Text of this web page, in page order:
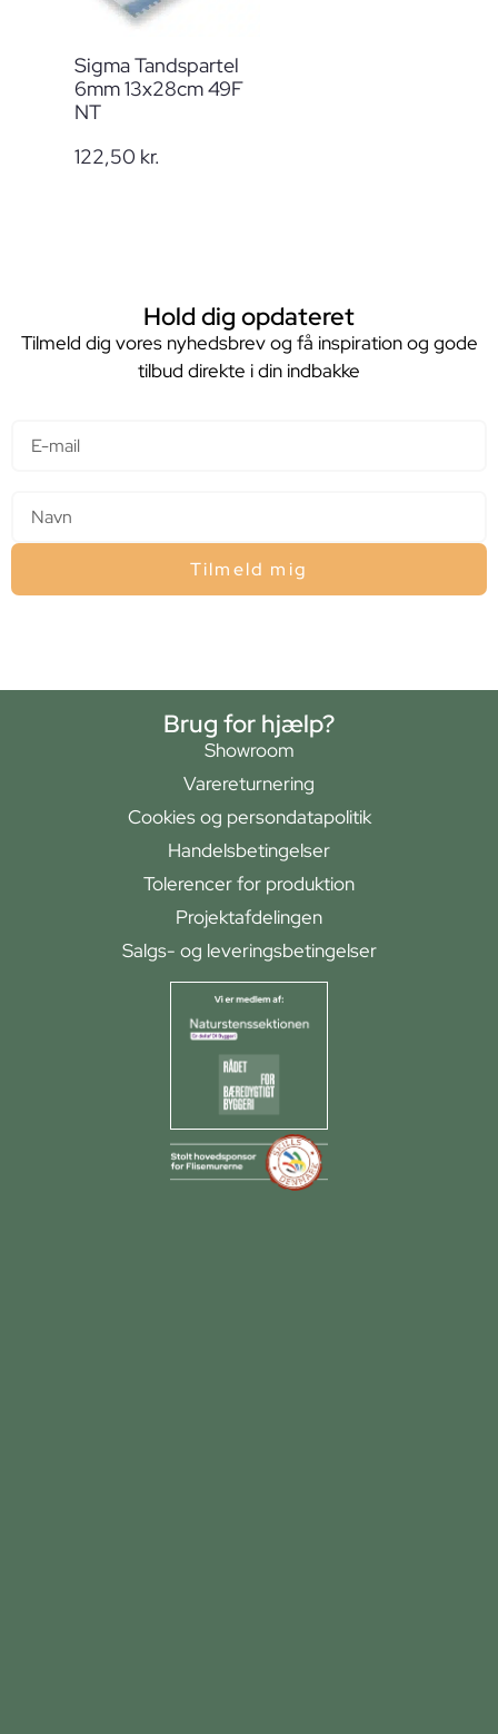
Sigma Tandspartel
6mm 13x28cm 49F
NT
122,50 kr.
Hold dig opdateret
Tilmeld dig vores nyhedsbrev og få inspiration og gode
tilbud direkte i din indbakke
Tilmeld mig
Brug for hjælp?
Showroom
Varereturnering
Cookies og persondatapolitik
Handelsbetingelser
Tolerencer for produktion
Projektafdelingen
Salgs- og leveringsbetingelser